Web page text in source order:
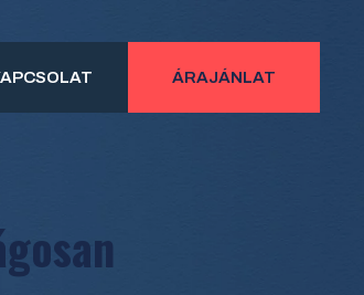
ÁRAJÁNLAT